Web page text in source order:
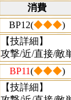
消費
BP12(◆◆◆)
【技詳細】
攻撃/近/直接/敵
BP11(◆◆◆)
【技詳細】